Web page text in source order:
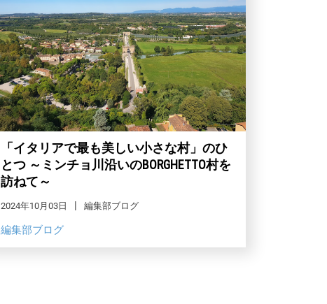
「イタリアで最も美しい小さな村」のひ
とつ ～ミンチョ川沿いのBORGHETTO村を
訪ねて～
2024年10月03日 編集部ブログ
編集部ブログ